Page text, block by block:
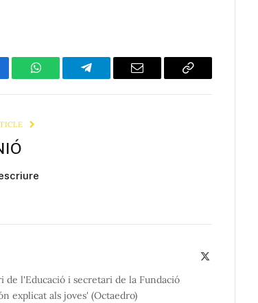
WhatsAppTelegram Email
Copy
de l'Educació i secretari de la Fundació
explicat als joves' (Octaedro)